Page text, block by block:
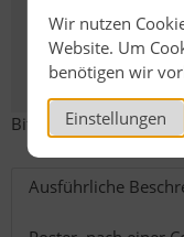
Wir nutzen
Website. Um
benötigen wir
Einstellungen
Größe
Bitte wählen Sie eine
Ausführliche